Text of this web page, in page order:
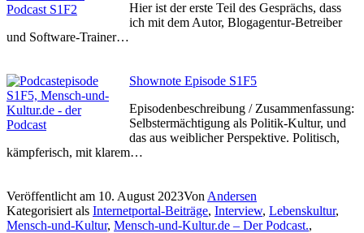
Hier ist der erste Teil des Gesprächs, dass
ich mit dem Autor, Blogagentur-Betreiber
und Software-Trainer…
Shownote Episode S1F5
Episodenbeschreibung / Zusammenfassung:
Selbstermächtigung als Politik-Kultur, und
das aus weiblicher Perspektive. Politisch,
kämpferisch, mit klarem…
Veröffentlicht am 10. August 2023Von Andersen
Kategorisiert als Internetportal-Beiträge, Interview, Lebenskultur,
Mensch-und-Kultur, Mensch-und-Kultur.de – Der Podcast.,